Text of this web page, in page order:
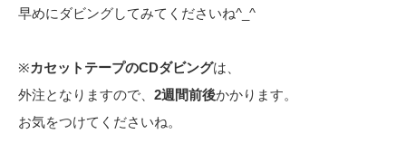
早めにダビングしてみてくださいね^_^
※カセットテープのCDダビングは、
外注となりますので、 2週間前後かかります。
お気をつけてくださいね。